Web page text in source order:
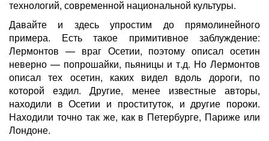
технологий, современной национальной культуры.
Давайте и здесь упростим до прямолинейного
примера. Есть такое примитивное заблуждение:
Лермонтов — враг Осетии, поэтому описал осетин
неверно — попрошайки, пьяницы и т.д. Но Лермонтов
описал тех осетин, каких видел вдоль дороги, по
которой ездил. Другие, менее известные авторы,
находили в Осетии и проституток, и другие пороки.
Находили точно так же, как в Петербурге, Париже или
Лондоне.